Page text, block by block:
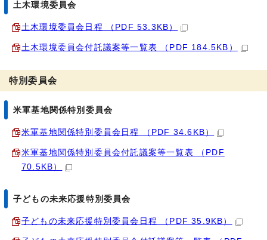
土木環境委員会
土木環境委員会日程 （PDF 53.3KB）
土木環境委員会付託議案等一覧表 （PDF 184.5KB）
特別委員会
米軍基地関係特別委員会
米軍基地関係特別委員会日程 （PDF 34.6KB）
米軍基地関係特別委員会付託議案等一覧表 （PDF
70.5KB）
子どもの未来応援特別委員会
子どもの未来応援特別委員会日程 （PDF 35.9KB）